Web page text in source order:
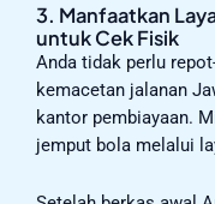
3. Manfaatkan
untuk Cek Fisik
Anda tidak perlu
kemacetan jalanan
kantor pembiayaan.
jemput bola melalui